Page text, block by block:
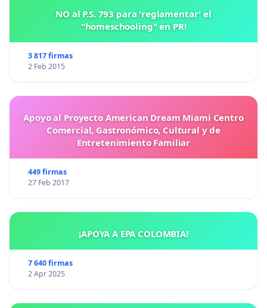
NO al P.S. 793 para 'reglamentar' el
"homeschooling" en PR!
3 817 firmas
2 Feb 2015
Apoyo al Proyecto American Dream Miami Centro
Comercial, Gastronómico, Cultural y de
Entretenimiento Familiar
449 firmas
27 Feb 2017
¡APOYA A EPA COLOMBIA!
7 640 firmas
2 Apr 2025